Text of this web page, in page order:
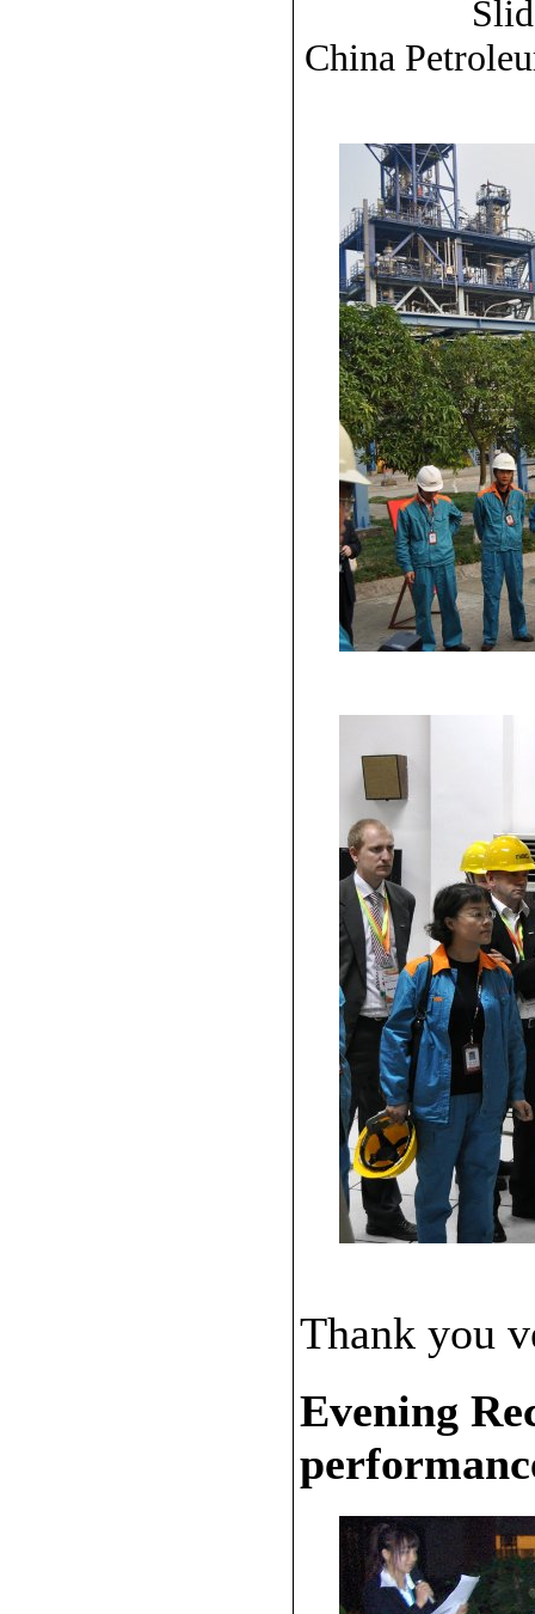
China
Thank you
Evening